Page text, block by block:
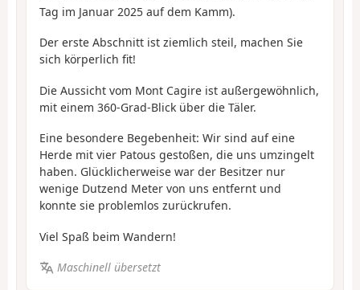
Tag im Januar 2025 auf dem Kamm).
Der erste Abschnitt ist ziemlich steil, machen Sie
sich körperlich fit!
Die Aussicht vom Mont Cagire ist außergewöhnlich,
mit einem 360-Grad-Blick über die Täler.
Eine besondere Begebenheit: Wir sind auf eine
Herde mit vier Patous gestoßen, die uns umzingelt
haben. Glücklicherweise war der Besitzer nur
wenige Dutzend Meter von uns entfernt und
konnte sie problemlos zurückrufen.
Viel Spaß beim Wandern!
Maschinell übersetzt